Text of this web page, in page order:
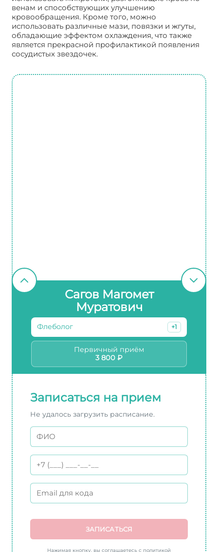
венам и способствующих улучшению
кровообращения. Кроме того, можно
использовать различные мази, повязки и жгуты,
обладающие эффектом охлаждения, что также
является прекрасной профилактикой появления
сосудистых звездочек.
Сагов Магомет
Муратович
Флеболог +1
Первичный приём
3 800 ₽
Записаться на прием
Не удалось загрузить расписание.
ЗАПИСАТЬСЯ
Нажимая кнопку, вы соглашаетесь с политикой